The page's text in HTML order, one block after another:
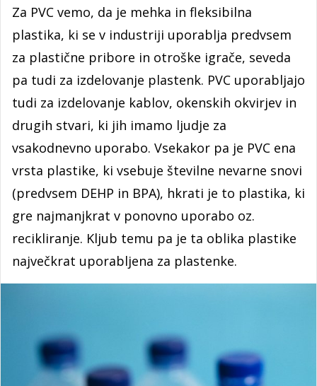
Za PVC vemo, da je mehka in fleksibilna
plastika, ki se v industriji uporablja predvsem
za plastične pribore in otroške igrače, seveda
pa tudi za izdelovanje plastenk. PVC uporabljajo
tudi za izdelovanje kablov, okenskih okvirjev in
drugih stvari, ki jih imamo ljudje za
vsakodnevno uporabo. Vsekakor pa je PVC ena
vrsta plastike, ki vsebuje številne nevarne snovi
(predvsem DEHP in BPA), hkrati je to plastika, ki
gre najmanjkrat v ponovno uporabo oz.
recikliranje. Kljub temu pa je ta oblika plastike
največkrat uporabljena za plastenke.